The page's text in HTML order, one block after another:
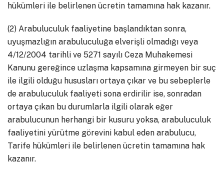
hükümleri ile belirlenen ücretin tamamına hak kazanır.
(2) Arabuluculuk faaliyetine başlandıktan sonra,
uyuşmazlığın arabuluculuğa elverişli olmadığı veya
4/12/2004 tarihli ve 5271 sayılı Ceza Muhakemesi
Kanunu gereğince uzlaşma kapsamına girmeyen bir suç
ile ilgili olduğu hususları ortaya çıkar ve bu sebeplerle
de arabuluculuk faaliyeti sona erdirilir ise, sonradan
ortaya çıkan bu durumlarla ilgili olarak eğer
arabulucunun herhangi bir kusuru yoksa, arabuluculuk
faaliyetini yürütme görevini kabul eden arabulucu,
Tarife hükümleri ile belirlenen ücretin tamamına hak
kazanır.